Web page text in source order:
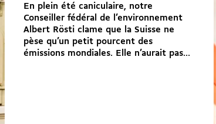
En plein été caniculaire, notre
Conseiller fédéral de l’environnement
Albert Rösti clame que la Suisse ne
pèse qu’un petit pourcent des
émissions mondiales. Elle n’aurait pas...